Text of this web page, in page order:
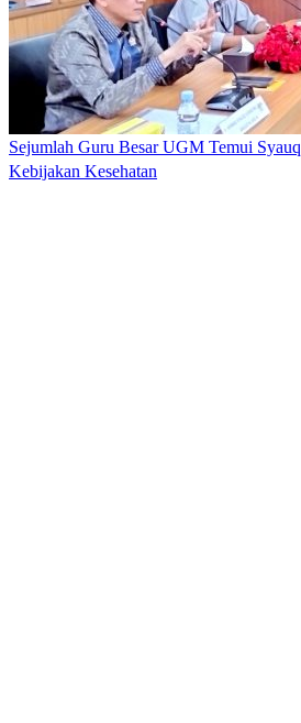
Sejumlah Guru Besar UGM Temui
Kebijakan Kesehatan